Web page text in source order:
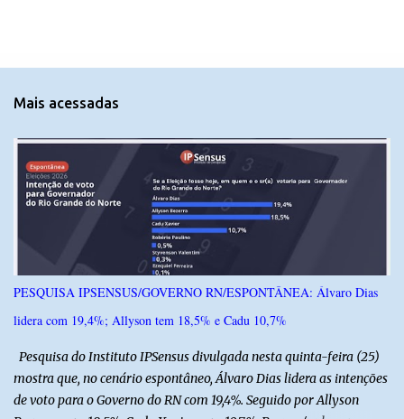
n
r
i
o
Mais acessadas
PESQUISA IPSENSUS/GOVERNO RN/ESPONTÂNEA: Álvaro Dias
lidera com 19,4%; Allyson tem 18,5% e Cadu 10,7%
Pesquisa do Instituto IPSensus divulgada nesta quinta-feira (25)
mostra que, no cenário espontâneo, Álvaro Dias lidera as intenções
de voto para o Governo do RN com 19,4%. Seguido por Allyson